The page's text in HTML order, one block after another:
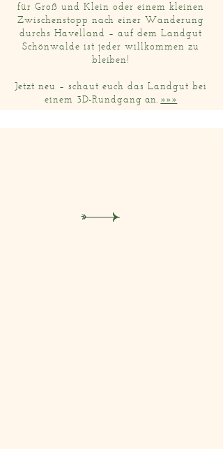
für Groß und Klein oder einem kleinen
Zwischenstopp nach einer Wanderung
durchs Havelland – auf dem Landgut
Schönwalde ist jeder willkommen zu
bleiben!
Jetzt neu – schaut euch das Landgut bei
einem 3D-Rundgang an. »»»
u